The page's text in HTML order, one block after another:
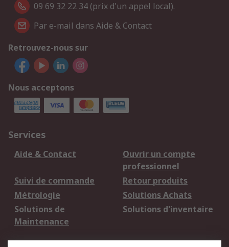
09 69 32 22 34 (prix d'un appel local).
Par e-mail dans Aide & Contact
Retrouvez-nous sur
Nous acceptons
Services
Aide & Contact
Ouvrir un compte
professionnel
Suivi de commande
Retour produits
Métrologie
Solutions Achats
Solutions de
Maintenance
Solutions d'inventaire